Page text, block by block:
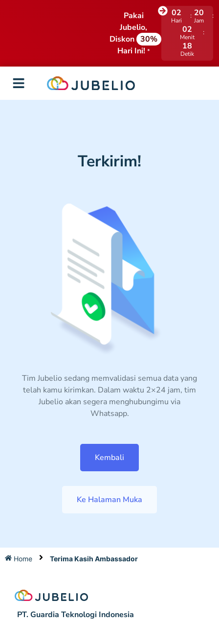
Pakai
Jubelio,
Diskon 30%
Hari Ini! *
02
Hari
20
Jam
02
Menit
18
Detik
Terkirim!
Tim Jubelio sedang memvalidasi semua data yang
telah kamu kirimkan. Dalam waktu 2×24 jam, tim
Jubelio akan segera menghubungimu via
Whatsapp.
Kembali
Ke Halaman Muka
Home Terima Kasih Ambassador
PT. Guardia Teknologi Indonesia